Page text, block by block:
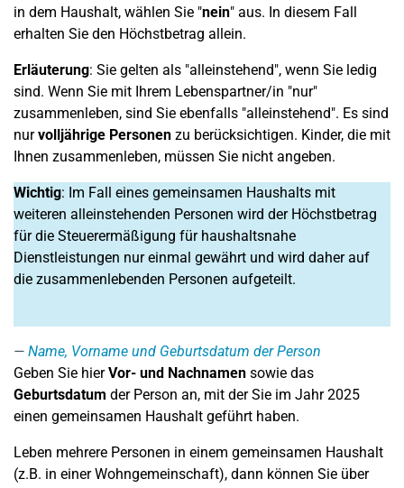
in dem Haushalt, wählen Sie "nein" aus. In diesem Fall
erhalten Sie den Höchstbetrag allein.
Erläuterung: Sie gelten als "alleinstehend", wenn Sie ledig
sind. Wenn Sie mit Ihrem Lebenspartner/in "nur"
zusammenleben, sind Sie ebenfalls "alleinstehend". Es sind
nurvolljährige Personen zu berücksichtigen. Kinder, die mit
Ihnen zusammenleben, müssen Sie nicht angeben.
Wichtig: Im Fall eines gemeinsamen Haushalts mit
weiteren alleinstehenden Personen wird der Höchstbetrag
für die Steuerermäßigung für haushaltsnahe
Dienstleistungen nur einmal gewährt und wird daher auf
die zusammenlebenden Personen aufgeteilt.
Name, Vorname und Geburtsdatum der Person
Geben Sie hierVor- und Nachnamen sowie das
Geburtsdatum der Person an, mit der Sie im Jahr 2025
einen gemeinsamen Haushalt geführt haben.
Leben mehrere Personen in einem gemeinsamen Haushalt
(z.B. in einer Wohngemeinschaft), dann können Sie über